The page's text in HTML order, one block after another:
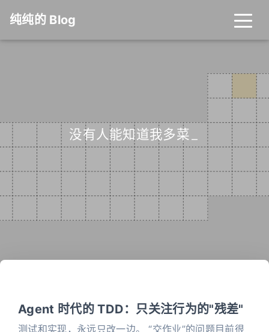
纯纯的 Blog
没有人能知道我多菜
Agent 时代的 TDD：只关注行为的"残差"
测试和实现，永远只改一边。 “交作业”的问题目前很